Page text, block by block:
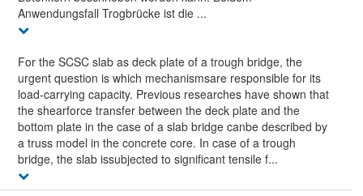
Anwendungsfall Trogbrücke ist die ...
For the SCSC slab as deck plate of a trough bridge, the
urgent question is which mechanismsare responsible for its
load-carrying capacity. Previous researches have shown that
the shearforce transfer between the deck plate and the
bottom plate in the case of a slab bridge canbe described by
a truss model in the concrete core. In case of a trough
bridge, the slab issubjected to significant tensile f...